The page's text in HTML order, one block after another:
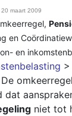
20 maart 2009
,
en
en
>
dat
niet tot